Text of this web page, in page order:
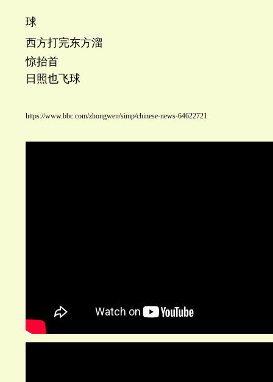
球
西方打完东方溜
惊抬首
日照也飞球
https://www.bbc.com/zhongwen/simp/chinese-news-64622721